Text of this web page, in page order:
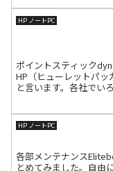
HP ノートPC
ポイントスティック
HP（ヒューレットパッ
と言います。各社でい
HP ノートPC
各部メンテナンス
とめてみました。自由